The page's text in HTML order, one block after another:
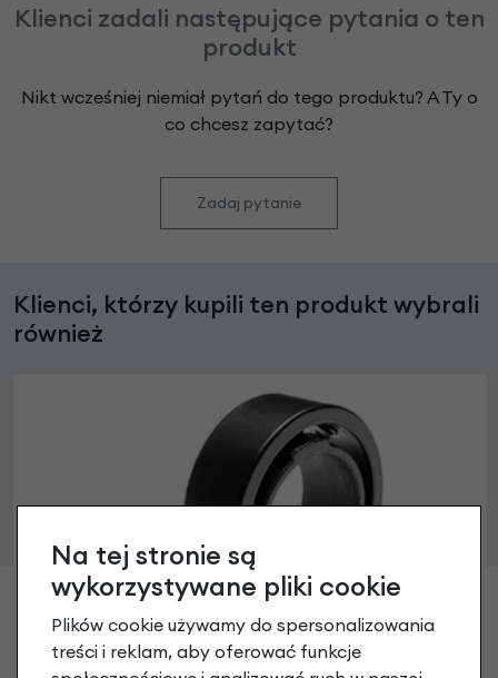
Klienci zadali następujące pytania o ten
produkt
Nikt wcześniej niemiał pytań do tego produktu? A Ty o
co chcesz zapytać?
Zadaj pytanie
Klienci, którzy kupili ten produkt wybrali
również
Na tej stronie są
wykorzystywane pliki cookie
Plików cookie używamy do spersonalizowania
treści i reklam, aby oferować funkcje